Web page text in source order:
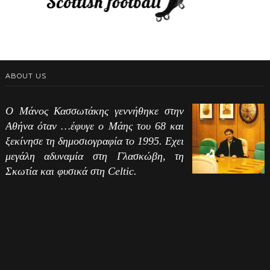
ABOUT US
Ο Μάνος Κασσωτάκης γεννήθηκε στην
Αθήνα όταν …έφυγε ο Μάης του 68 και
ξεκίνησε τη δημοσιογραφία το 1995. Εχει
μεγάλη αδυναμία στη Γλασκώβη, τη
Σκωτία και φυσικά στη Celtic.